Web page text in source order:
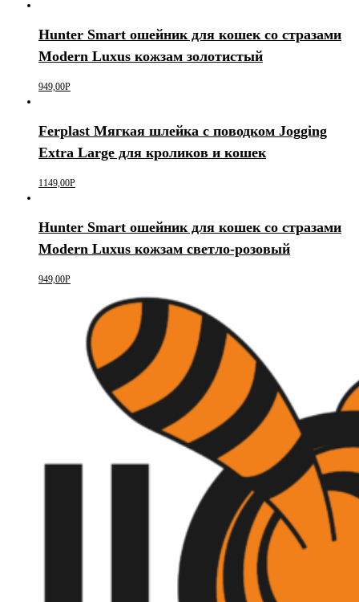
Hunter Smart ошейник для кошек со стразами
Modern Luxus кожзам золотистый
949,00Р
Ferplast Мягкая шлейка с поводком Jogging
Extra Large для кроликов и кошек
1149,00Р
Hunter Smart ошейник для кошек со стразами
Modern Luxus кожзам светло-розовый
949,00Р